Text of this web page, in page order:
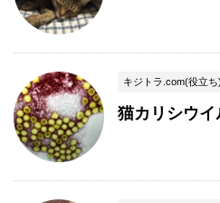
キジトラ.com(役立ち)
猫カリシウ